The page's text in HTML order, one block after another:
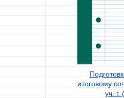
итоговому
уч. г.